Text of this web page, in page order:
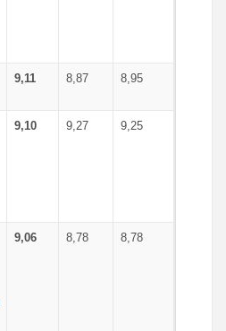
9,11 8,87 8,95
9,10 9,27 9,25
9,06 8,78 8,78